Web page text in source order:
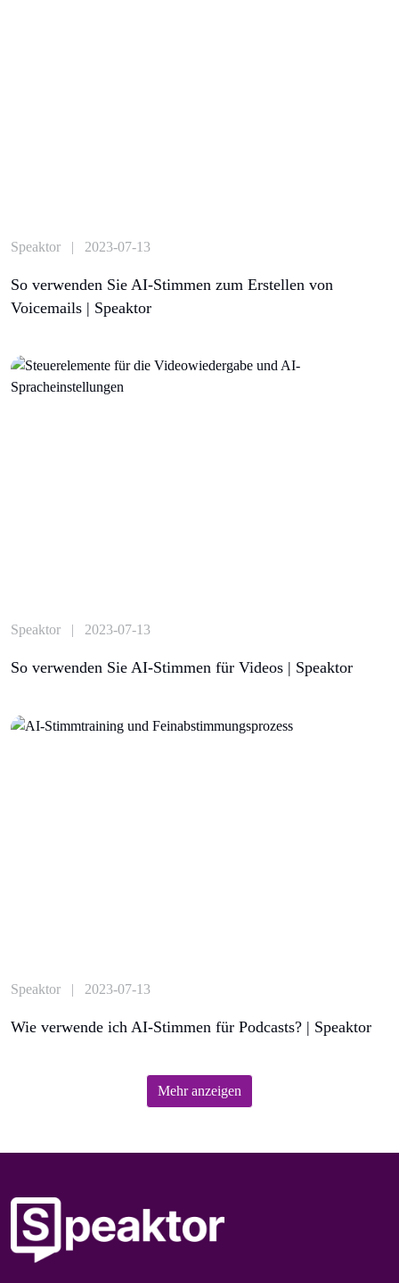
Speaktor | 2023-07-13
So verwenden Sie AI-Stimmen zum Erstellen von
Voicemails | Speaktor
Speaktor | 2023-07-13
So verwenden Sie AI-Stimmen für Videos | Speaktor
Speaktor | 2023-07-13
Wie verwende ich AI-Stimmen für Podcasts? | Speaktor
Mehr anzeigen